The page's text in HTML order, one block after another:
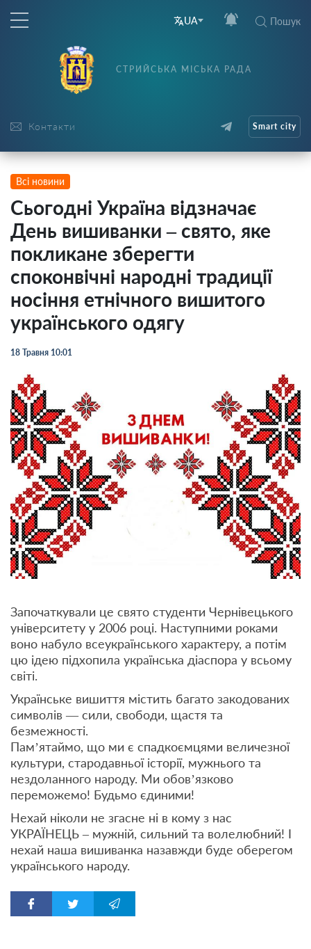
UA Пошук
Контакти
СТРИЙСЬКА МІСЬКА РАДА
Smart city
Всі новини
Сьогодні Україна відзначає
День вишиванки – свято, яке
покликане зберегти
споконвічні народні традиції
носіння етнічного вишитого
українського одягу
18 Травня 10:01
Започаткували це свято студенти Чернівецького
університету у 2006 році. Наступними роками
воно набуло всеукраїнського характеру, а потім
цю ідею підхопила українська діаспора у всьому
світі.
Українське вишиття містить багато закодованих
символів — сили, свободи, щастя та
безмежності.
Пам’ятаймо, що ми є спадкоємцями величезної
культури, стародавньої історії, мужнього та
нездоланного народу. Ми обов’язково
переможемо! Будьмо єдиними!
Нехай ніколи не згасне ні в кому з нас
УКРАЇНЕЦЬ – мужній, сильний та волелюбний! І
нехай наша вишиванка назавжди буде оберегом
українського народу.